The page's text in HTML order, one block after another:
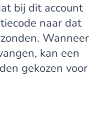
bij dit account
naar dat
Wanneer
kan een
gekozen voor